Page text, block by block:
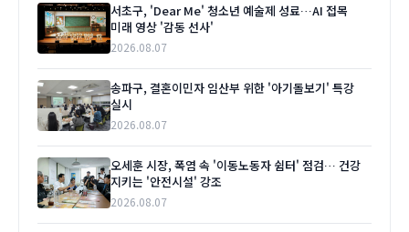
서초구, 'Dear Me' 청소년 예술제 성료…AI 접목
미래 영상 '감동 선사'
2026.08.07
송파구, 결혼이민자 임산부 위한 '아기돌보기' 특강
실시
2026.08.07
오세훈 시장, 폭염 속 '이동노동자 쉼터' 점검… 건강
지키는 '안전시설' 강조
2026.08.07